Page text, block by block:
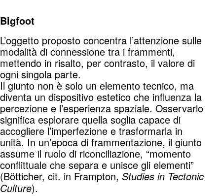
Bigfoot
L’oggetto proposto concentra l’attenzione sulle
modalità di connessione tra i frammenti,
mettendo in risalto, per contrasto, il valore di
ogni singola parte.
Il giunto non è solo un elemento tecnico, ma
diventa un dispositivo estetico che influenza la
percezione e l’esperienza spaziale. Osservarlo
significa esplorare quella soglia capace di
accogliere l’imperfezione e trasformarla in
unità. In un’epoca di frammentazione, il giunto
assume il ruolo di riconciliazione, “momento
conflittuale che separa e unisce gli elementi”
(Bötticher, cit. in Frampton, Studies in Tectonic
Culture).